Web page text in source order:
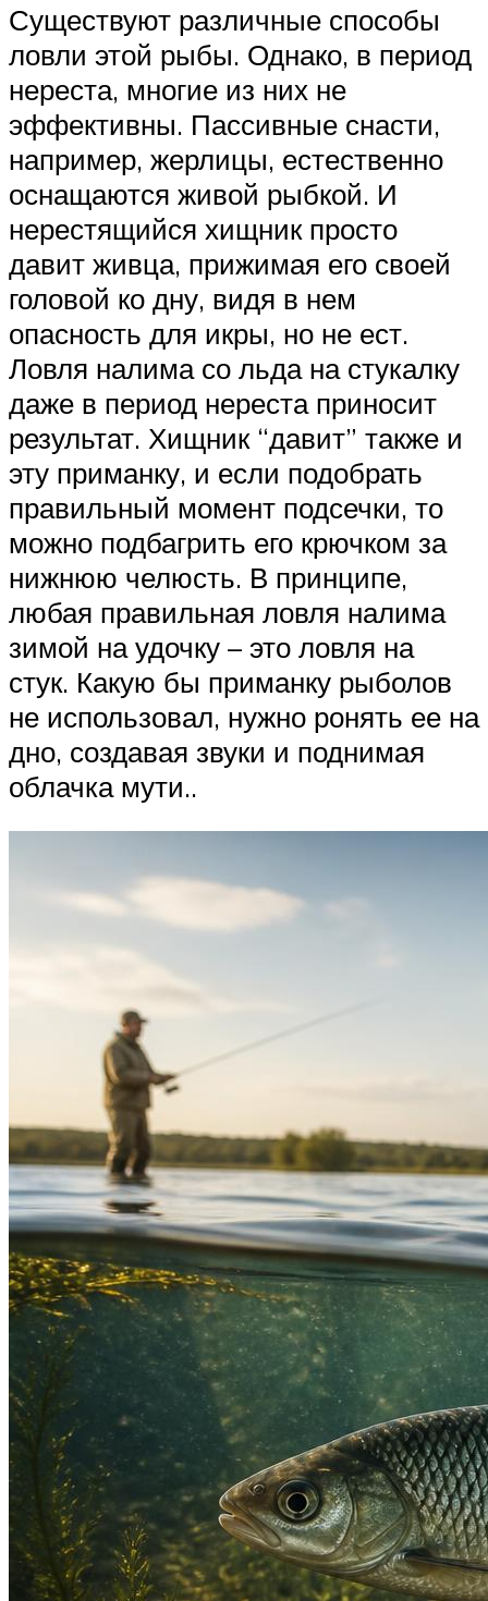
Существуют различные способы
ловли этой рыбы. Однако, в период
нереста, многие из них не
эффективны. Пассивные снасти,
например, жерлицы, естественно
оснащаются живой рыбкой. И
нерестящийся хищник просто
давит живца, прижимая его своей
головой ко дну, видя в нем
опасность для икры, но не ест.
Ловля налима со льда на стукалку
даже в период нереста приносит
результат. Хищник “давит” также и
эту приманку, и если подобрать
правильный момент подсечки, то
можно подбагрить его крючком за
нижнюю челюсть. В принципе,
любая правильная ловля налима
зимой на удочку – это ловля на
стук. Какую бы приманку рыболов
не использовал, нужно ронять ее на
дно, создавая звуки и поднимая
облачка мути..